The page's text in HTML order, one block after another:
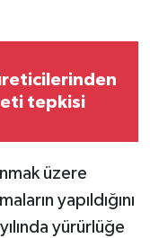
tepkisi
üzere
yapıldığını
yürürlüğe